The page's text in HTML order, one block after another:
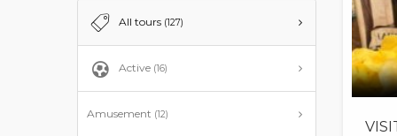
All tours (127)
Active (16)
Amusement (12)